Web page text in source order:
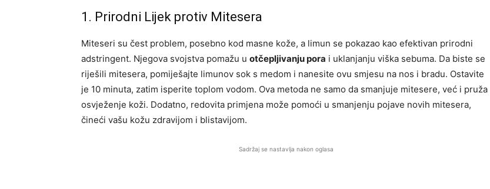
1. Prirodni Lijek protiv Mitesera
Miteseri su čest problem, posebno kod masne kože, a limun se pokazao kao efektivan prirodni
adstringent. Njegova svojstva pomažu u otčepljivanju pora i uklanjanju viška sebuma. Da biste se
riješili mitesera, pomiješajte limunov sok s medom i nanesite ovu smjesu na nos i bradu. Ostavite
je 10 minuta, zatim isperite toplom vodom. Ova metoda ne samo da smanjuje mitesere, već i pruža
osvježenje koži. Dodatno, redovita primjena može pomoći u smanjenju pojave novih mitesera,
čineći vašu kožu zdravijom i blistavijom.
Sadržaj se nastavlja nakon oglasa